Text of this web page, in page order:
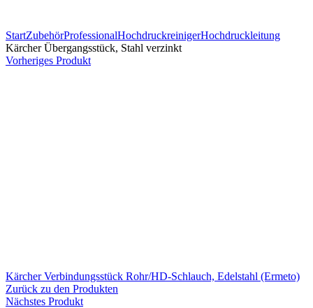
StartZubehörProfessionalHochdruckreinigerHochdruckleitung
Kärcher Übergangsstück, Stahl verzinkt
Vorheriges Produkt
Kärcher Verbindungsstück Rohr/HD-Schlauch, Edelstahl (Ermeto)
Zurück zu den Produkten
Nächstes Produkt